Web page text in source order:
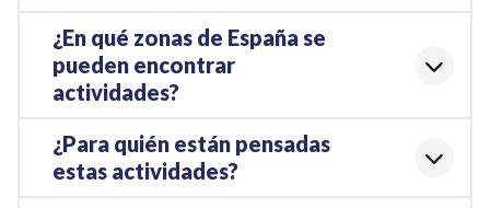
¿En qué zonas de España se
pueden encontrar
actividades?
¿Para quién están pensadas
estas actividades?